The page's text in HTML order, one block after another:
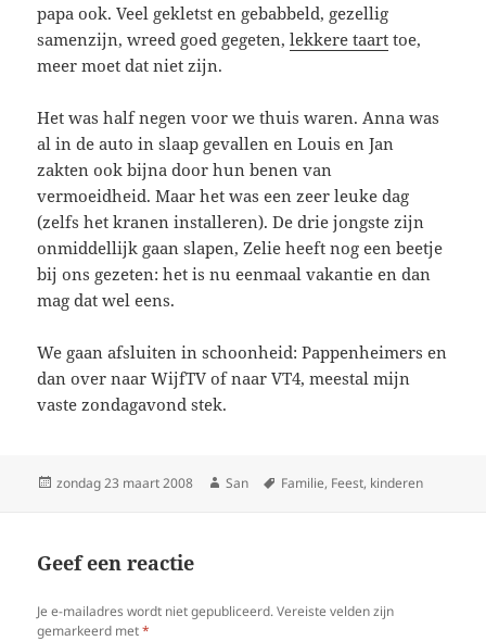
papa ook. Veel gekletst en gebabbeld, gezellig
samenzijn, wreed goed gegeten,lekkere taart toe,
meer moet dat niet zijn.
Het was half negen voor we thuis waren. Anna was
al in de auto in slaap gevallen en Louis en Jan
zakten ook bijna door hun benen van
vermoeidheid. Maar het was een zeer leuke dag
(zelfs het kranen installeren). De drie jongste zijn
onmiddellijk gaan slapen, Zelie heeft nog een beetje
bij ons gezeten: het is nu eenmaal vakantie en dan
mag dat wel eens.
We gaan afsluiten in schoonheid: Pappenheimers en
dan over naar WijfTV of naar VT4, meestal mijn
vaste zondagavond stek.
Geplaatst
zondag 23 maart 2008 Auteur
San Tags
Familie, Feest, kinderen
Geef een reactie
Je e-mailadres wordt niet gepubliceerd. Vereiste velden zijn
gemarkeerd met*